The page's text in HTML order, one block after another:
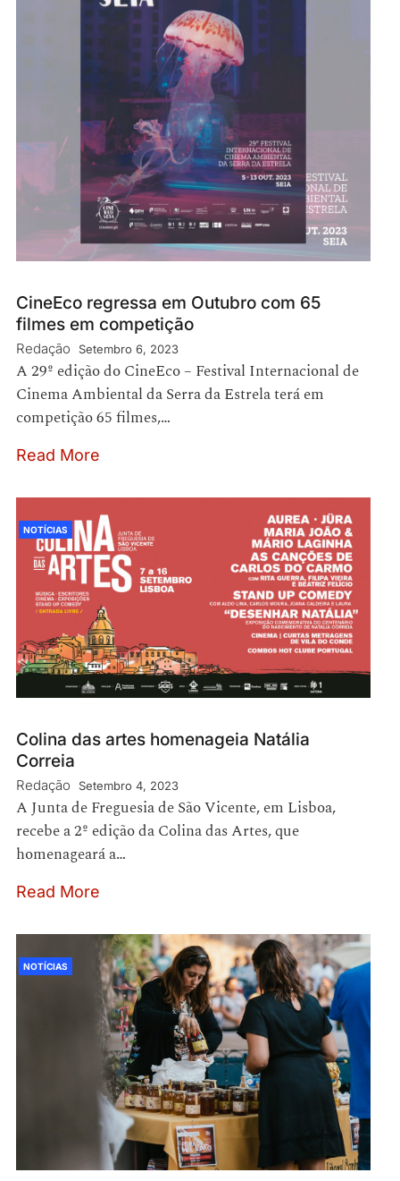
CineEco regressa em Outubro com 65
filmes em competição
Redação Setembro 6, 2023
A 29º edição do CineEco – Festival Internacional de
Cinema Ambiental da Serra da Estrela terá em
competição 65 filmes,…
Read More
NOTÍCIAS
Colina das artes homenageia Natália
Correia
Redação Setembro 4, 2023
A Junta de Freguesia de São Vicente, em Lisboa,
recebe a 2º edição da Colina das Artes, que
homenageará a…
Read More
NOTÍCIAS